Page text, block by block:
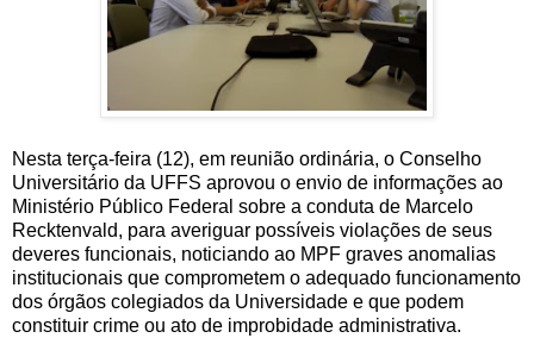
Nesta terça-feira (12), em reunião ordinária, o Conselho
Universitário da UFFS aprovou o envio de informações ao
Ministério Público Federal sobre a conduta de Marcelo
Recktenvald, para averiguar possíveis violações de seus
deveres funcionais, noticiando ao MPF graves anomalias
institucionais que comprometem o adequado funcionamento
dos órgãos colegiados da Universidade e que podem
constituir crime ou ato de improbidade administrativa.